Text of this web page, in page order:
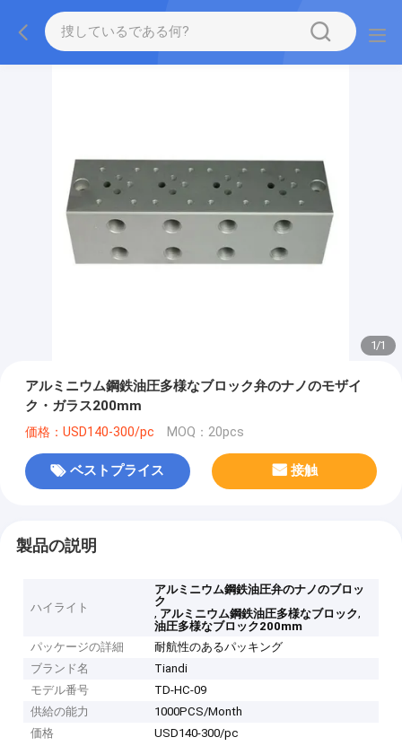
1/1
アルミニウム鋼鉄油圧多様なブロック弁のナノのモザイ
ク・ガラス200mm
価格：USD140-300/pc MOQ：20pcs
ベストプライス 接触
製品の説明
ハイライト
アルミニウム鋼鉄油圧弁のナノのブロッ
ク
, アルミニウム鋼鉄油圧多様なブロック,
油圧多様なブロック200mm
パッケージの詳細
耐航性のあるパッキング
ブランド名
Tiandi
モデル番号
TD-HC-09
供給の能力
1000PCS/Month
価格
USD140-300/pc